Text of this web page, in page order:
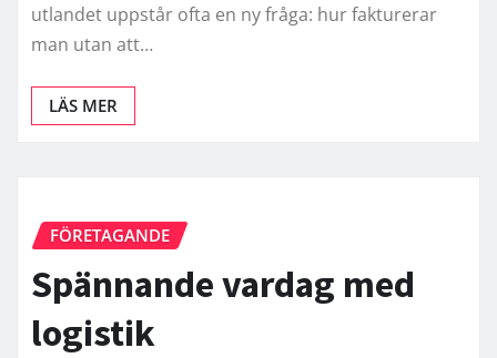
utlandet uppstår ofta en ny fråga: hur fakturerar
man utan att…
LÄS MER
FÖRETAGANDE
Spännande vardag med
logistik